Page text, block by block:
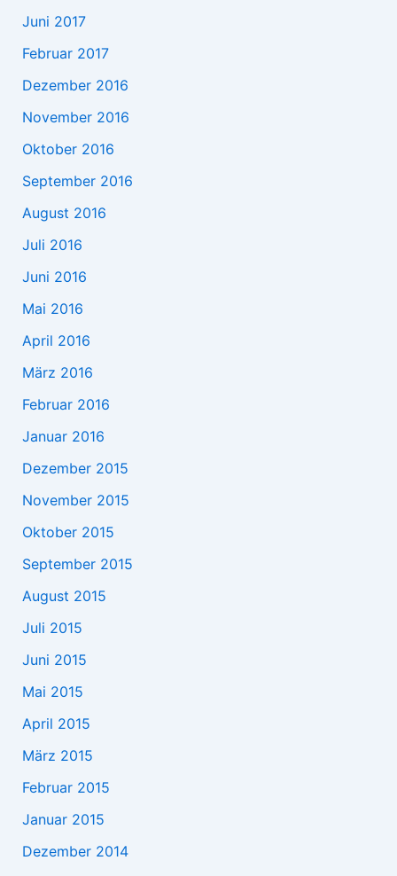
Juni 2017
Februar 2017
Dezember 2016
November 2016
Oktober 2016
September 2016
August 2016
Juli 2016
Juni 2016
Mai 2016
April 2016
März 2016
Februar 2016
Januar 2016
Dezember 2015
November 2015
Oktober 2015
September 2015
August 2015
Juli 2015
Juni 2015
Mai 2015
April 2015
März 2015
Februar 2015
Januar 2015
Dezember 2014